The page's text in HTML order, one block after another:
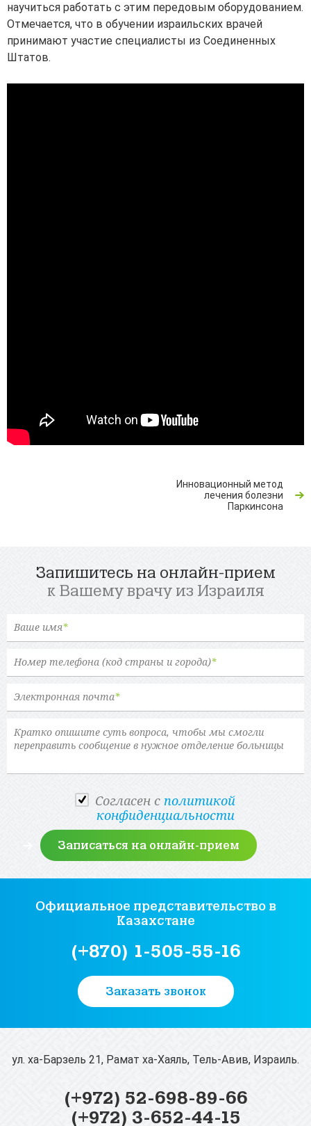
научиться работать с этим передовым оборудованием.
Отмечается, что в обучении израильских врачей
принимают участие специалисты из Соединенных
Штатов.
Инновационный метод
лечения болезни
Паркинсона
Запишитесь на онлайн-прием
к Вашему врачу из Израиля
Ваше имя*
Номер телефона (код страны и города)*
Электронная почта*
Cогласен с политикой
конфиденциальности
Официальное представительство в
Казахстане
(+870) 1-505-55-16
Заказать звонок
(+972) 52-698-89-66
(+972) 3-652-44-15
ул. ха-Барзель 21, Рамат ха-Хаяль, Тель-Авив, Израиль.